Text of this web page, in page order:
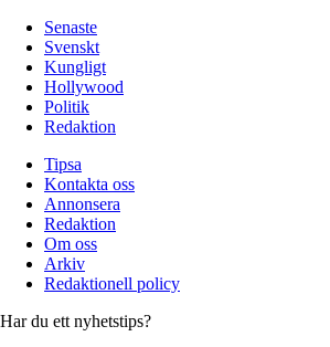
Senaste
Svenskt
Kungligt
Hollywood
Politik
Redaktion
Tipsa
Kontakta oss
Annonsera
Redaktion
Om oss
Arkiv
Redaktionell policy
Har du ett nyhetstips?